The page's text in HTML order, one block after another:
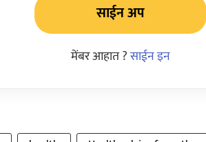
साईन अप
मेंबर आहात ?साईन इन